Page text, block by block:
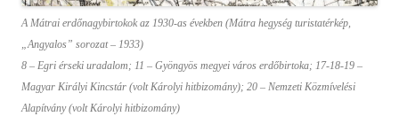
A Mátrai erdőnagybirtokok az 1930-as években (Mátra hegység turistatérkép,
„Angyalos” sorozat – 1933)
8 – Egri érseki uradalom; 11 – Gyöngyös megyei város erdőbirtoka; 17-18-19 –
Magyar Királyi Kincstár (volt Károlyi hitbizomány); 20 – Nemzeti Közmívelési
Alapítvány (volt Károlyi hitbizomány)